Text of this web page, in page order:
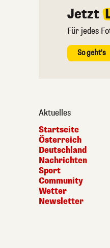
Jetzt
Für jedes
So geht's
Aktuelles
Startseite
Österreich
Deutschland
Nachrichten
Sport
Community
Wetter
Newsletter